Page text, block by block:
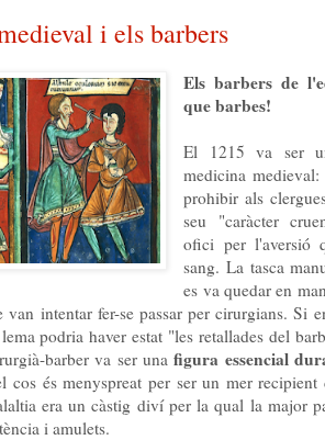
i els barbers
Els barbers de
que barbes!
El 1215 va ser
medicina
prohibir als
seu "caràcter
ofici per l'aversió
sang. La tasca
es va quedar en
intentar fer-se passar per cirurgians. Si
podria haver estat "les retallades del
barber va ser unafigura essencial
cos és menyspreat per ser un mer
era un càstig diví per la qual la major
i amulets.